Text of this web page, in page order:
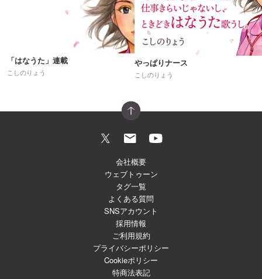
「はなうた」連載
こしのりょう
やっぱりナース
こしのりょう
会社概要
ウェブトゥーン
タグ一覧
よくある質問
SNSアカウント
採用情報
ご利用規約
プライバシーポリシー
Cookieポリシー
特商法表記